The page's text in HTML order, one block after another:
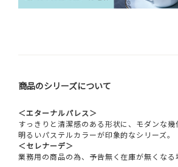
商品のシリーズについて
＜エターナルパレス＞
すっきりと清潔感のある形状に、モダンな幾
明るいパステルカラーが印象的なシリーズ。
＜セレナーデ＞
業務用の商品の為、予告無く在庫が無くなる